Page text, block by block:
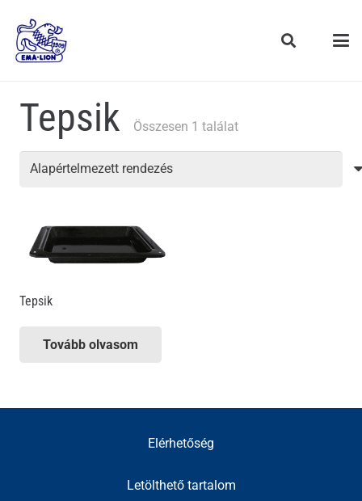
Tepsik Összesen 1 találat
Tepsik
Tovább olvasom
Elérhetőség
Letölthető tartalom